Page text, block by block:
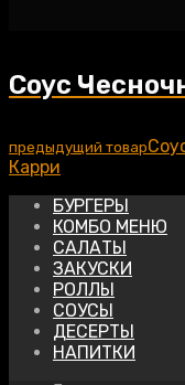
Соус
предыдущий товар
Карри
БУРГЕРЫ
КОМБО МЕНЮ
САЛАТЫ
ЗАКУСКИ
РОЛЛЫ
СОУСЫ
ДЕСЕРТЫ
НАПИТКИ